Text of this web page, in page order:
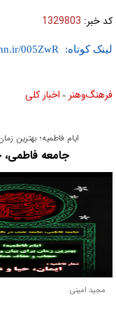
کد خبر: 1329803
لینک کوتاه:
فرهنگ‌و‌هنر » اخبار كلی
ایام فاطمیه؛ بهترین
جامعه فاطمی،
مجید امینی